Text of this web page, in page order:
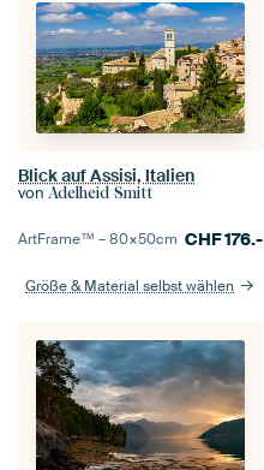
Blick auf Assisi, Italien
von Adelheid Smitt
ArtFrame™ –80×50cm CHF176.-
Größe & Material selbst wählen